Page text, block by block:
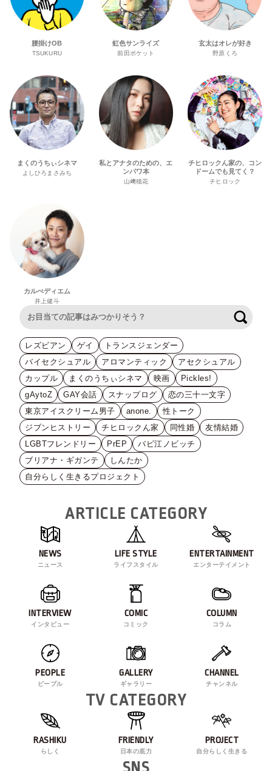
腰掛けOB
TSUKURU
虹色サンライズ
前田ポケット
玄太はオレが好き
野原くろ
まくのうちぃシネマ
よしひろまさみち
私とアナタのための、エ
ンパワ本
山﨑穂花
チヒロックん家の、コン
ドームでも見てく？
チヒロック
カルぺディエム
井上健斗
レズビアン ゲイ
トランスジェンダー
バイセクシュアル
アロマンティック
アセクシュアル
カップル
まくのうちぃシネマ 映画
Pickles!
gAytoZ
GAY会話 スナップログ
恋の三十一文字
東京アイスクリーム男子
anone.
性トーク
ジブンヒストリー
チヒロックん家 同性婚
友情結婚
LGBTフレンドリー
PrEP
バビ江ノビッチ
ブリアナ・ギガンテ
しんたか
自分らしく生きるプロジェクト
ARTICLE CATEGORY
NEWS
ニュース
LIFE STYLE
ライフスタイル
ENTERTAINMENT
エンターテイメント
INTERVIEW
インタビュー
COMIC
コミック
COLUMN
コラム
PEOPLE
ピープル
GALLERY
ギャラリー
CHANNEL
チャンネル
TV CATEGORY
RASHIKU
らしく
FRIENDLY
日本の底力
PROJECT
自分らしく生きる